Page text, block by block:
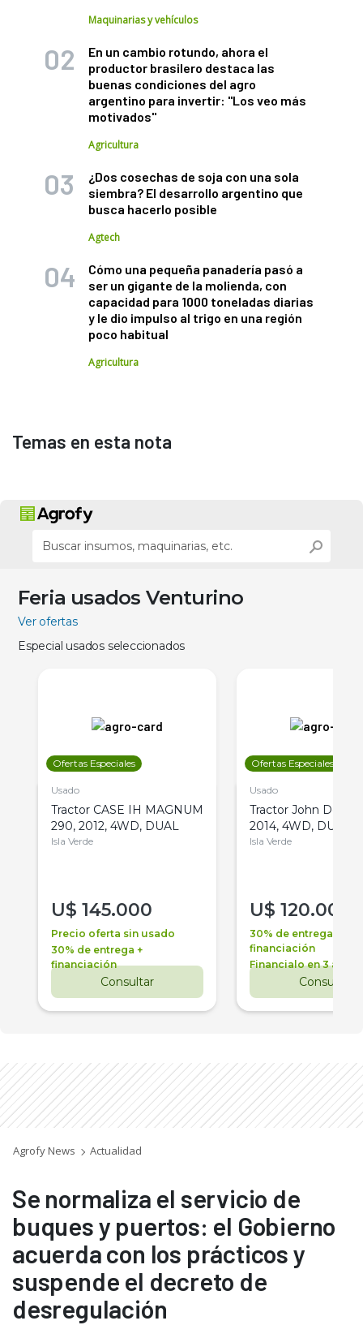
Maquinarias y vehículos
En un cambio rotundo, ahora el
productor brasilero destaca las
buenas condiciones del agro
argentino para invertir: "Los veo más
motivados"
Agricultura
¿Dos cosechas de soja con una sola
siembra? El desarrollo argentino que
busca hacerlo posible
Agtech
Cómo una pequeña panadería pasó a
ser un gigante de la molienda, con
capacidad para 1000 toneladas diarias
y le dio impulso al trigo en una región
poco habitual
Agricultura
Temas en esta nota
Feria usados Venturino
Ver ofertas
Especial usados seleccionados
Ofertas Especiales
Usado
Tractor CASE IH MAGNUM
290, 2012, 4WD, DUAL
Isla Verde
U$ 145.000
Precio oferta sin usado
30% de entrega +
financiación
Consultar
Ofertas Especiales
Usado
Tractor John Deere
2014, 4WD, DUAL
Isla Verde
U$ 120.000
30% de entrega +
financiación
Financialo en 3 años
Consultar
Agrofy News Actualidad
Se normaliza el servicio de
buques y puertos: el Gobierno
acuerda con los prácticos y
suspende el decreto de
desregulación